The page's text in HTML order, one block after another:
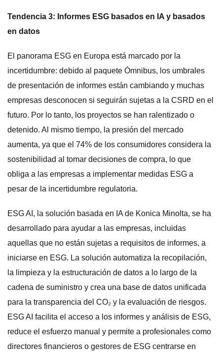
Tendencia 3: Informes ESG basados ​​en IA y basados ​​
en datos
El panorama ESG en Europa está marcado por la
incertidumbre: debido al paquete Ómnibus, los umbrales
de presentación de informes están cambiando y muchas
empresas desconocen si seguirán sujetas a la CSRD en el
futuro. Por lo tanto, los proyectos se han ralentizado o
detenido. Al mismo tiempo, la presión del mercado
aumenta, ya que el 74% de los consumidores considera la
sostenibilidad al tomar decisiones de compra, lo que
obliga a las empresas a implementar medidas ESG a
pesar de la incertidumbre regulatoria.
ESG AI, la solución basada en IA de Konica Minolta, se ha
desarrollado para ayudar a las empresas, incluidas
aquellas que no están sujetas a requisitos de informes, a
iniciarse en ESG. La solución automatiza la recopilación,
la limpieza y la estructuración de datos a lo largo de la
cadena de suministro y crea una base de datos unificada
para la transparencia del CO₂ y la evaluación de riesgos.
ESG AI facilita el acceso a los informes y análisis de ESG,
reduce el esfuerzo manual y permite a profesionales como
directores financieros o gestores de ESG centrarse en